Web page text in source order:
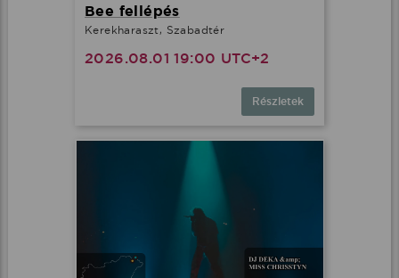
Bee fellépés
Kerekharaszt, Szabadtér
2026.08.01 19:00 UTC+2
Részletek